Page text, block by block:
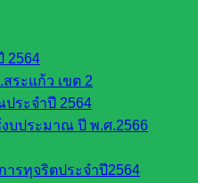
2564
ระแก้ว เขต 2
ระจำปี 2564
บประมาณ ปี พ.ศ.2566
รทุจริตประจำปี2564
reserved. Design By SK2 ICT